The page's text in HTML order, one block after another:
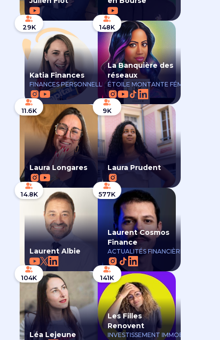
29K
Katia Finances
FINANCES PERSONNELLES
148K
La Banquière des
réseaux
ÉTOILE MONTANTE FÉMININE
11.6K
Laura Longares
9K
Laura Prudent
14.8K
Laurent Albie
577K
Laurent Cosmos
Finance
ACTUALITÉS FINANCIÈRES
104K
Léa Lejeune
141K
Les Filles
Renovent
INVESTISSEMENT IMMOBILIER